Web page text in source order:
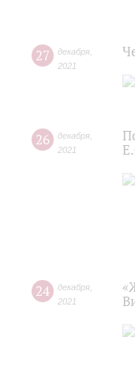
27 декабря
2021
26 декабря
2021
24 декабря
2021